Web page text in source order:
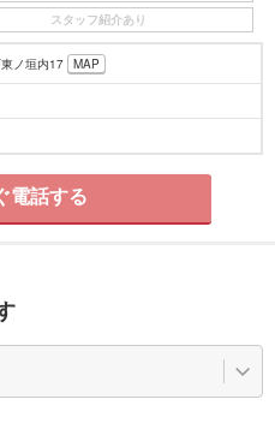
スタッフ紹介あり
ノ垣内17 MAP
電話する